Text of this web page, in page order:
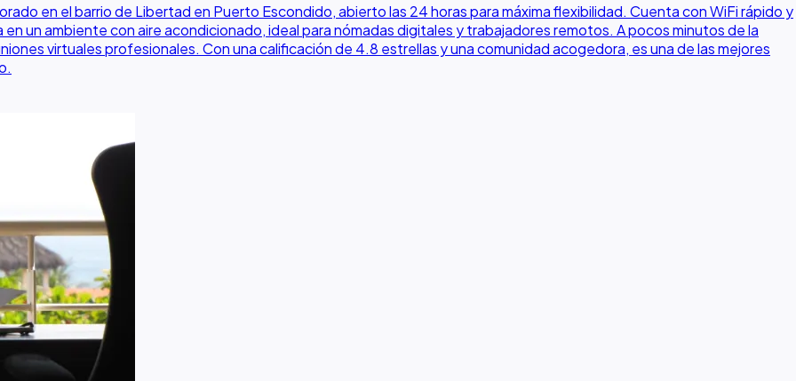
en el barrio de Libertad en Puerto Escondido, abierto las 24 horas para máxima flexibilidad. Cuenta con WiFi rápido y
un ambiente con aire acondicionado, ideal para nómadas digitales y trabajadores remotos. A pocos minutos de la
virtuales profesionales. Con una calificación de 4.8 estrellas y una comunidad acogedora, es una de las mejores